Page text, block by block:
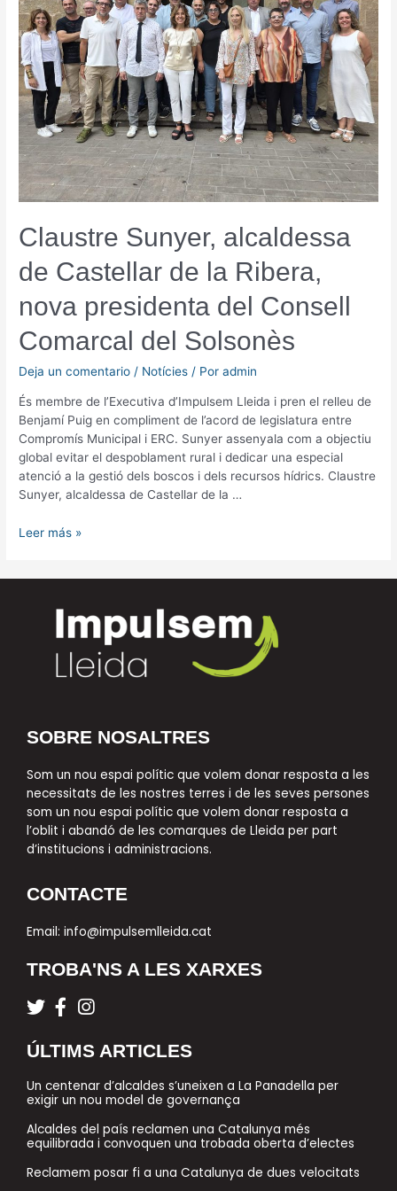
Claustre Sunyer, alcaldessa
de Castellar de la Ribera,
nova presidenta del Consell
Comarcal del Solsonès
Deja un comentario / Notícies / Poradmin
És membre de l’Executiva d’Impulsem Lleida i pren el relleu de
Benjamí Puig en compliment de l’acord de legislatura entre
Compromís Municipal i ERC. Sunyer assenyala com a objectiu
global evitar el despoblament rural i dedicar una especial
atenció a la gestió dels boscos i dels recursos hídrics. Claustre
Sunyer, alcaldessa de Castellar de la …
la
Ribera,
nova
presidenta
del
Consell
Comarcal
del
Solsonès
Leer más »
SOBRE NOSALTRES
Som un nou espai polític que volem donar resposta a les
necessitats de les nostres terres i de les seves persones
som un nou espai polític que volem donar resposta a
l’oblit i abandó de les comarques de Lleida per part
d’institucions i administracions.
CONTACTE
Email: info@impulsemlleida.cat
TROBA'NS A LES XARXES
T
i
t
t
e
F
c
e
b
o
k
-
f
I
s
t
a
g
a
m
ÚLTIMS ARTICLES
Un centenar d’alcaldes s’uneixen a La Panadella per
exigir un nou model de governança
Alcaldes del país reclamen una Catalunya més
equilibrada i convoquen una trobada oberta d’electes
Reclamem posar fi a una Catalunya de dues velocitats